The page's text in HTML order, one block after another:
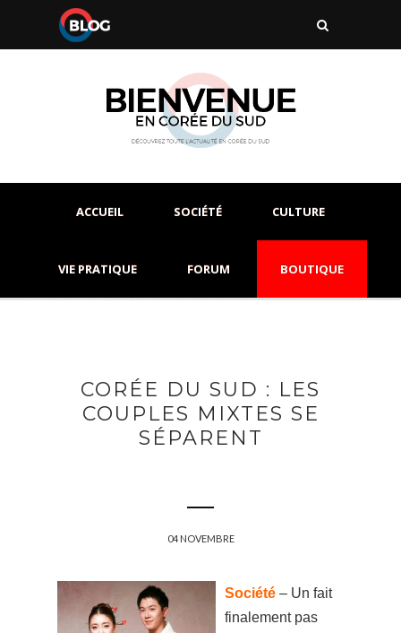
ACCUEIL SOCIÉTÉ CULTURE
VIE PRATIQUE FORUM BOUTIQUE
CORÉE DU SUD : LES
COUPLES MIXTES SE
SÉPARENT
04 NOVEMBRE
Société – Un fait
finalement pas